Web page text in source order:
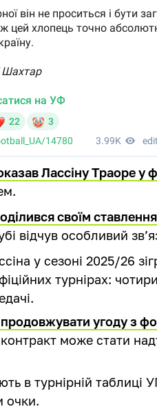
Лассіну Траоре у
своїм
відчув особливий
у сезоні 2025/26
турнірах:
угоду з
може стати
в турнірній
очки.